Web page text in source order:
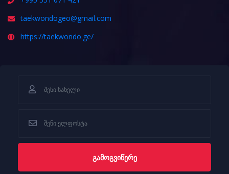
taekwondogeo@gmail.com
https://taekwondo.ge/
ᲒᲐᲛᲝᲒᲕᲘᲬᲔᲠᲔ